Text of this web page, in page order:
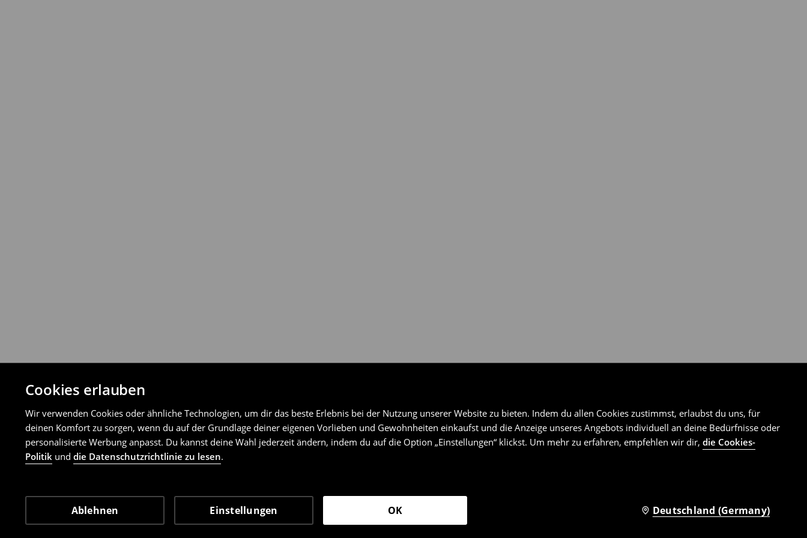
Cookies erlauben
Wir verwenden Cookies oder ähnliche Technologien, um dir das beste Erlebnis bei der Nutzung unserer Website zu bieten. Indem du allen Cookies zustimmst, erlaubst du uns, für
deinen Komfort zu sorgen, wenn du auf der Grundlage deiner eigenen Vorlieben und Gewohnheiten einkaufst und die Anzeige unseres Angebots individuell an deine Bedürfnisse oder
personalisierte Werbung anpasst. Du kannst deine Wahl jederzeit ändern, indem du auf die Option „Einstellungen“ klickst. Um mehr zu erfahren, empfehlen wir dir, die Cookies-
Politik und die Datenschutzrichtlinie zu lesen.
Ablehnen Einstellungen OK Deutschland (Germany)